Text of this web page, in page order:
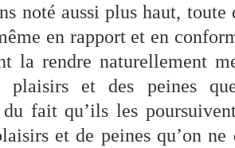
noté aussi plus haut,
en rapport et en
la rendre naturellement
plaisirs et des peines
du fait qu’ils les
et de peines qu’on